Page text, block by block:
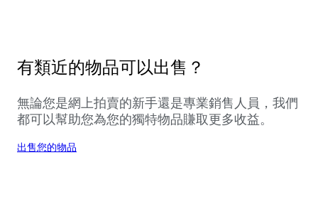
有類近的物品可以出售？
無論您是網上拍賣的新手還是專業銷售人員，我們
都可以幫助您為您的獨特物品賺取更多收益。
出售您的物品